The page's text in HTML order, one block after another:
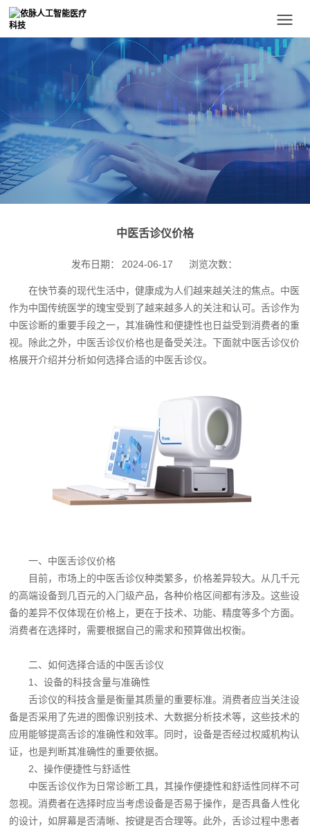
中医舌诊仪价格
发布日期： 2024-06-17 浏览次数：
在快节奏的现代生活中，健康成为人们越来越关注的焦点。中医
作为中国传统医学的瑰宝受到了越来越多人的关注和认可。舌诊作为
中医诊断的重要手段之一，其准确性和便捷性也日益受到消费者的重
视。除此之外，中医舌诊仪价格也是备受关注。下面就中医舌诊仪价
格展开介绍并分析如何选择合适的中医舌诊仪。
一、 中医舌诊仪价格
目前，市场上的中医舌诊仪种类繁多，价格差异较大。从几千元
的高端设备到几百元的入门级产品，各种价格区间都有涉及。这些设
备的差异不仅体现在价格上，更在于技术、功能、精度等多个方面。
消费者在选择时，需要根据自己的需求和预算做出权衡。
二、如何选择合适的中医舌诊仪
1、设备的科技含量与准确性
舌诊仪的科技含量是衡量其质量的重要标准。消费者应当关注设
备是否采用了先进的图像识别技术、大数据分析技术等，这些技术的
应用能够提高舌诊的准确性和效率。同时，设备是否经过权威机构认
证，也是判断其准确性的重要依据。
2、操作便捷性与舒适性
中医舌诊仪作为日常诊断工具，其操作便捷性和舒适性同样不可
忽视。消费者在选择时应当考虑设备是否易于操作，是否具备人性化
的设计，如屏幕是否清晰、按键是否合理等。此外，舌诊过程中患者